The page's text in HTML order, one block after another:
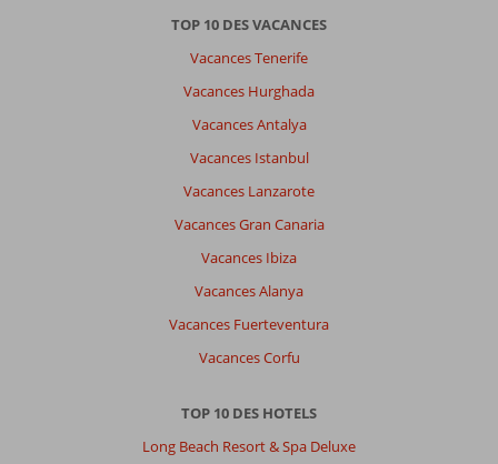
TOP 10 DES VACANCES
Vacances Tenerife
Vacances Hurghada
Vacances Antalya
Vacances Istanbul
Vacances Lanzarote
Vacances Gran Canaria
Vacances Ibiza
Vacances Alanya
Vacances Fuerteventura
Vacances Corfu
TOP 10 DES HOTELS
Long Beach Resort & Spa Deluxe